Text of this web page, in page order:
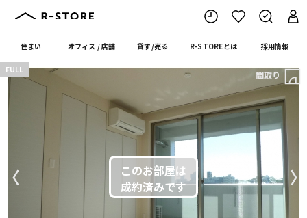
住まい オフィス /店舗 貸す/売る R-STOREとは 採用情報
〈 〉
FULL 間取り